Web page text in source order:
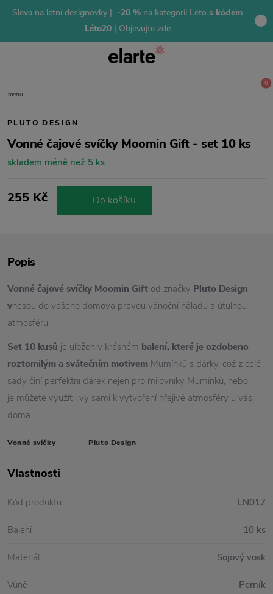
Sleva na letní designovky | -20 % na kategorii Léto s kódem
Léto20 | Objevujte zde
menu
0
PLUTO DESIGN
Vonné čajové svíčky Moomin Gift - set 10 ks
skladem méně než 5 ks
255 Kč Do košíku
Popis
Vonné čajové svíčky Moomin Gift od značky Pluto Design
vnesou do vašeho domova pravou vánoční náladu a útulnou
atmosféru.
Set 10 kusů je uložen v krásném balení, které je ozdobeno
roztomilým a svátečním motivem Mumínků s dárky, což z celé
sady činí perfektní dárek nejen pro milovníky Mumínků, nebo
je můžete využít i vy sami k vytvoření hřejivé atmosféry u vás
doma.
Vonné svíčky Pluto Design
Vlastnosti
Kód produktu LN017
Balení 10 ks
Materiál Sojový vosk
Vůně Perník